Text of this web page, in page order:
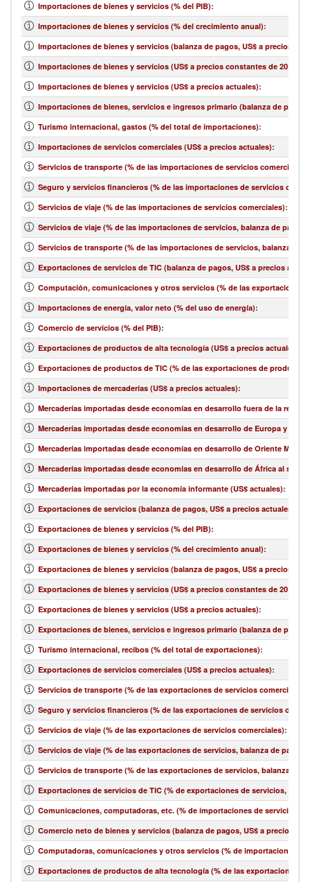
Importaciones de bienes y servicios (% del PIB):
Importaciones de bienes y servicios (% del crecimiento anual):
Importaciones de bienes y servicios (balanza de pagos, US$ a precios
Importaciones de bienes y servicios (US$ a precios constantes de 2010)
Importaciones de bienes y servicios (US$ a precios actuales):
Importaciones de bienes, servicios e ingresos primario (balanza de
Turismo internacional, gastos (% del total de importaciones):
Importaciones de servicios comerciales (US$ a precios actuales):
Servicios de transporte (% de las importaciones de servicios comerciales)
Seguro y servicios financieros (% de las importaciones de servicios
Servicios de viaje (% de las importaciones de servicios comerciales):
Servicios de viaje (% de las importaciones de servicios, balanza de pagos)
Servicios de transporte (% de las importaciones de servicios, balanza de
Exportaciones de servicios de TIC (balanza de pagos, US$ a precios
Computación, comunicaciones y otros servicios (% de las exportaciones
Importaciones de energía, valor neto (% del uso de energía):
Comercio de servicios (% del PIB):
Exportaciones de productos de alta tecnología (US$ a precios actuales)
Exportaciones de productos de TIC (% de las exportaciones de productos)
Importaciones de mercaderías (US$ a precios actuales):
Mercaderías importadas desde economías en desarrollo fuera de la
Mercaderías importadas desde economías en desarrollo de Europa y
Mercaderías importadas desde economías en desarrollo de Oriente
Mercaderías importadas desde economías en desarrollo de África al sur
Mercaderías importadas por la economía informante (US$ actuales):
Exportaciones de servicios (balanza de pagos, US$ a precios actuales)
Exportaciones de bienes y servicios (% del PIB):
Exportaciones de bienes y servicios (% del crecimiento anual):
Exportaciones de bienes y servicios (balanza de pagos, US$ a precios
Exportaciones de bienes y servicios (US$ a precios constantes de 2010)
Exportaciones de bienes y servicios (US$ a precios actuales):
Exportaciones de bienes, servicios e ingresos primario (balanza de
Turismo internacional, recibos (% del total de exportaciones):
Exportaciones de servicios comerciales (US$ a precios actuales):
Servicios de transporte (% de las exportaciones de servicios comerciales)
Seguro y servicios financieros (% de las exportaciones de servicios
Servicios de viaje (% de las exportaciones de servicios comerciales):
Servicios de viaje (% de las exportaciones de servicios, balanza de pagos)
Servicios de transporte (% de las exportaciones de servicios, balanza de
Exportaciones de servicios de TIC (% de exportaciones de servicios,
Comunicaciones, computadoras, etc. (% de importaciones de servicios,
Comercio neto de bienes y servicios (balanza de pagos, US$ a precios
Computadoras, comunicaciones y otros servicios (% de importaciones
Exportaciones de productos de alta tecnología (% de las exportaciones